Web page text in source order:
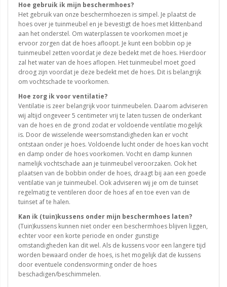
Hoe gebruik ik mijn beschermhoes?
Het gebruik van onze beschermhoezen is simpel. Je plaatst de
hoes over je tuinmeubel en je bevestigt de hoes met klittenband
aan het onderstel. Om waterplassen te voorkomen moet je
ervoor zorgen dat de hoes afloopt. Je kunt een bobbin op je
tuinmeubel zetten voordat je deze bedekt met de hoes. Hierdoor
zal het water van de hoes aflopen. Het tuinmeubel moet goed
droog zijn voordat je deze bedekt met de hoes. Dit is belangrijk
om vochtschade te voorkomen.
Hoe zorg ik voor ventilatie?
Ventilatie is zeer belangrijk voor tuinmeubelen. Daarom adviseren
wij altijd ongeveer 5 centimeter vrij te laten tussen de onderkant
van de hoes en de grond zodat er voldoende ventilatie mogelijk
is. Door de wisselende weersomstandigheden kan er vocht
ontstaan onder je hoes. Voldoende lucht onder de hoes kan vocht
en damp onder de hoes voorkomen. Vocht en damp kunnen
namelijk vochtschade aan je tuinmeubel veroorzaken. Ook het
plaatsen van de bobbin onder de hoes, draagt bij aan een goede
ventilatie van je tuinmeubel. Ook adviseren wij je om de tuinset
regelmatig te ventileren door de hoes af en toe even van de
tuinset af te halen.
Kan ik (tuin)kussens onder mijn beschermhoes laten?
(Tuin)kussens kunnen niet onder een beschermhoes blijven liggen,
echter voor een korte periode en onder gunstige
omstandigheden kan dit wel. Als de kussens voor een langere tijd
worden bewaard onder de hoes, is het mogelijk dat de kussens
door eventuele condensvorming onder de hoes
beschadigen/beschimmelen.